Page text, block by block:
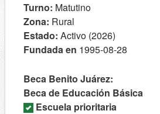
Turno: Matutino
Zona: Rural
Estado: Activo (2026)
Fundada en 1995-08-28
Beca Benito Juárez:
Beca de Educación Básica
Escuela prioritaria